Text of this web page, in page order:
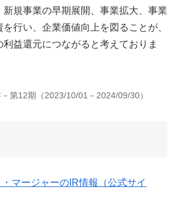
規事業の早期展開、事業拡大、事業
行い、企業価値向上を図ることが、
益還元につながると考えておりま
第12期（2023/10/01－2024/09/30）
マージャーのIR情報（公式サイ